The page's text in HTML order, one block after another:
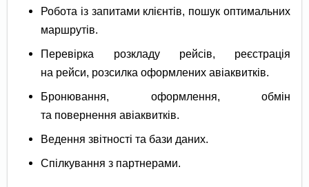
Робота із запитами клієнтів, пошук оптимальних
маршрутів.
Перевірка розкладу рейсів, реєстрація
на рейси, розсилка оформлених авіаквитків.
Бронювання, оформлення, обмін
та повернення авіаквитків.
Ведення звітності та бази даних.
Спілкування з партнерами.